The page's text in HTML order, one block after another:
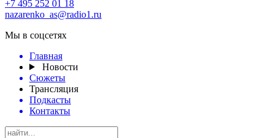
+7 495 252 01 18
nazarenko_as@radio1.ru
Мы в соцсетях
Главная
Новости
Сюжеты
Трансляция
Подкасты
Контакты